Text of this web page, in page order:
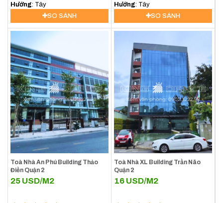
Khánh, Quận 2, TP.Thủ Đức
Hướng : Tây
SO SÁNH
Văn Hưởng, Thảo Điền, TP Thủ
Hướng : Tây
SO SÁNH
Toà Nhà An Phú Building Thảo
Điền Quận 2
25 USD/M2
Toà Nhà XL Building Trần Não
Quận 2
16 USD/M2